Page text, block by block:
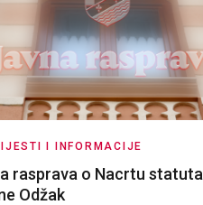
I INFORMACIJE
rasprava o Nacrtu statuta
Odžak